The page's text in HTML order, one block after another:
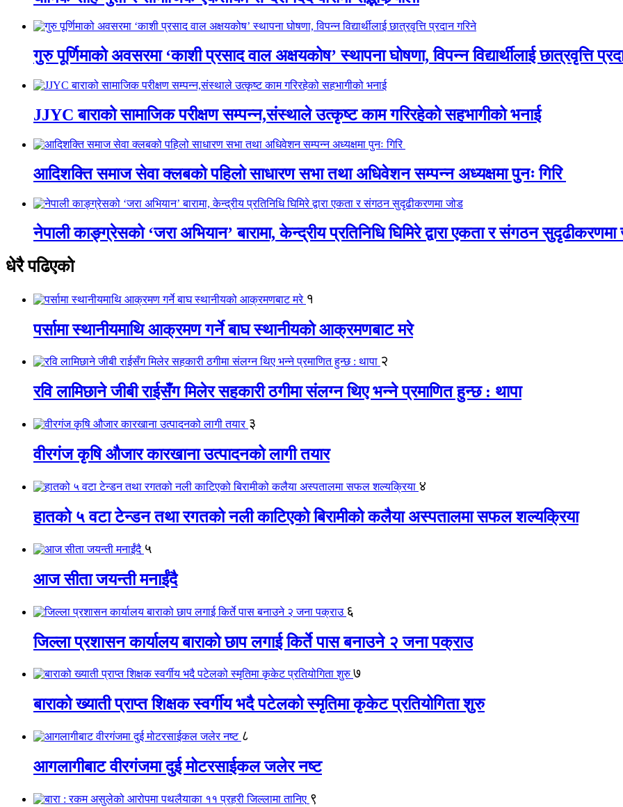
गुरु पूर्णिमाको अवसरमा ‘काशी प्रसाद वाल अक्षयकोष’ स्थापना घोषणा, विपन्न विद्यार्थीलाई छात्रवृत्ति
JJYC बाराको सामाजिक परीक्षण सम्पन्न,संस्थाले उत्कृष्ट काम गरिरहेको सहभागीको भनाई
आदिशक्ति समाज सेवा क्लबको पहिलो साधारण सभा तथा अधिवेशन सम्पन्न अध्यक्षमा पुनः गिरि
नेपाली काङ्ग्रेसको ‘जरा अभियान’ बारामा, केन्द्रीय प्रतिनिधि घिमिरे द्वारा एकता र संगठन
धेरै पढिएको
१
पर्सामा स्थानीयमाथि आक्रमण गर्ने बाघ स्थानीयको आक्रमणबाट मरे
२
रवि लामिछाने जीबी राईसँग मिलेर सहकारी ठगीमा संलग्न थिए भन्ने प्रमाणित हुन्छ : थापा
३
वीरगंज कृषि औजार कारखाना उत्पादनको लागी तयार
४
हातको ५ वटा टेन्डन तथा रगतको नली काटिएको बिरामीको कलैया अस्पतालमा सफल शल्यक्रिया
५
आज सीता जयन्ती मनाईंदै
६
जिल्ला प्रशासन कार्यालय बाराको छाप लगाई किर्ते पास बनाउने २ जना पक्राउ
७
बाराको ख्याती प्राप्त शिक्षक स्वर्गीय भदै पटेलको स्मृतिमा कृकेट प्रतियोगिता शुरु
८
आगलागीबाट वीरगंजमा दुई मोटरसाईकल जलेर नष्ट
९